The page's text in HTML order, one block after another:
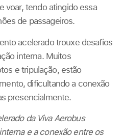
voar, tendo atingido essa
de passageiros.
acelerado trouxe desafios
interna. Muitos
e tripulação, estão
dificultando a conexão
presencialmente.
da Viva Aerobus
e a conexão entre os